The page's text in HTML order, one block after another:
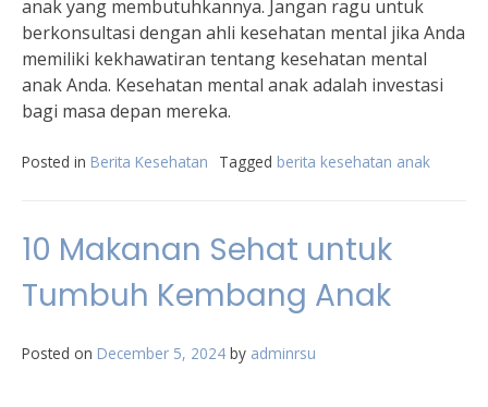
anak yang membutuhkannya. Jangan ragu untuk
berkonsultasi dengan ahli kesehatan mental jika Anda
memiliki kekhawatiran tentang kesehatan mental
anak Anda. Kesehatan mental anak adalah investasi
bagi masa depan mereka.
Posted in Berita Kesehatan Tagged berita kesehatan anak
10 Makanan Sehat untuk
Tumbuh Kembang Anak
Posted on December 5, 2024 by adminrsu